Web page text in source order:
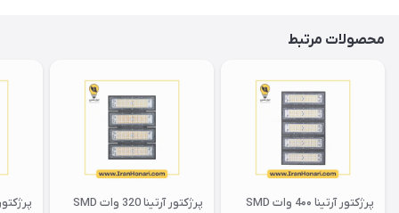
محصولات مرتبط
پرژکتور آرتینا 4۰۰ وات SMD
پرژکتور آرتینا 320 وات SMD